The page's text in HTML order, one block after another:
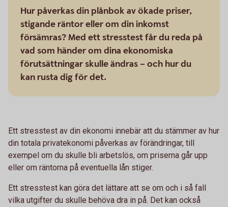
Hur påverkas din plånbok av ökade priser,
stigande räntor eller om din inkomst
försämras? Med ett stresstest får du reda på
vad som händer om dina ekonomiska
förutsättningar skulle ändras – och hur du
kan rusta dig för det.
Ett stresstest av din ekonomi innebär att du stämmer av hur
din totala privatekonomi påverkas av förändringar, till
exempel om du skulle bli arbetslös, om priserna går upp
eller om räntorna på eventuella lån stiger.
Ett stresstest kan göra det lättare att se om och i så fall
vilka utgifter du skulle behöva dra in på. Det kan också